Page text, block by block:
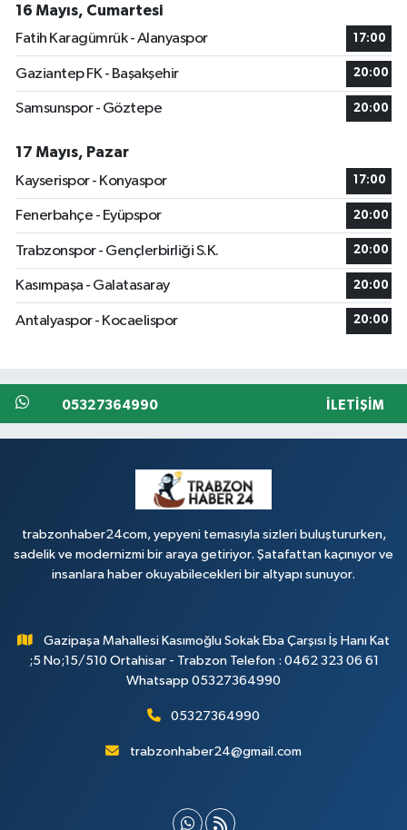
16 Mayıs, Cumartesi
Fatih Karagümrük - Alanyaspor
17:00
Gaziantep FK - Başakşehir 20:00
Samsunspor - Göztepe 20:00
17 Mayıs, Pazar
Kayserispor - Konyaspor
17:00
Fenerbahçe - Eyüpspor 20:00
Trabzonspor - Gençlerbirliği S.K. 20:00
Kasımpaşa - Galatasaray 20:00
Antalyaspor - Kocaelispor 20:00
05327364990 İLETIŞIM
trabzonhaber24com, yepyeni temasıyla sizleri buluştururken,
sadelik ve modernizmi bir araya getiriyor. Şatafattan kaçınıyor ve
insanlara haber okuyabilecekleri bir altyapı sunuyor.
Gazipaşa Mahallesi Kasımoğlu Sokak Eba Çarşısı İş Hanı Kat
;5 No;15/510 Ortahisar - Trabzon Telefon : 0462 323 06 61
Whatsapp 05327364990
05327364990
trabzonhaber24@gmail.com